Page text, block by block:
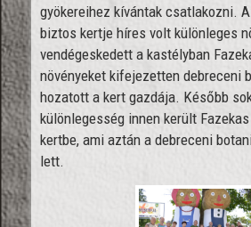
gyökereihez kívántak csatlakozni.
biztos kertje híres volt különleges
vendégeskedett a kastélyban
növényeket kifejezetten debreceni
hozatott a kert gazdája. Később
különlegesség innen került
kertbe, ami aztán a debreceni
lett.